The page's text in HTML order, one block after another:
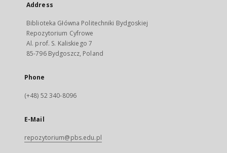
Address
Biblioteka Główna Politechniki Bydgoskiej
Repozytorium Cyfrowe
Al. prof. S. Kaliskiego 7
85-796 Bydgoszcz, Poland
Phone
(+48) 52 340-8096
E-Mail
repozytorium@pbs.edu.pl